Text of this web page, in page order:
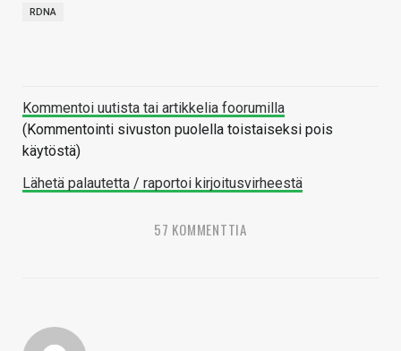
RDNA
Kommentoi uutista tai artikkelia foorumilla
(Kommentointi sivuston puolella toistaiseksi pois
käytöstä)
Lähetä palautetta / raportoi kirjoitusvirheestä
57 KOMMENTTIA